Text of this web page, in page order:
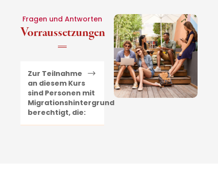
Fragen und Antworten
Vorraussetzungen
Zur Teilnahme
an diesem Kurs
sind Personen mit
Migrationshintergrund
berechtigt, die: